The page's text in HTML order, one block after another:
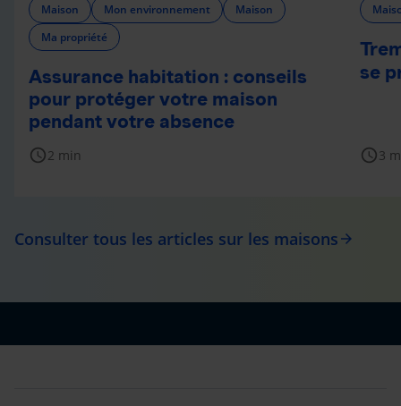
Maison Mon environnement
Maison
Ma propriété
Assurance habitation : conseils
pour protéger votre maison
pendant votre absence
schedule2 min
se
schedule 3
Consulter tous les articles sur les maisons arrow_forward